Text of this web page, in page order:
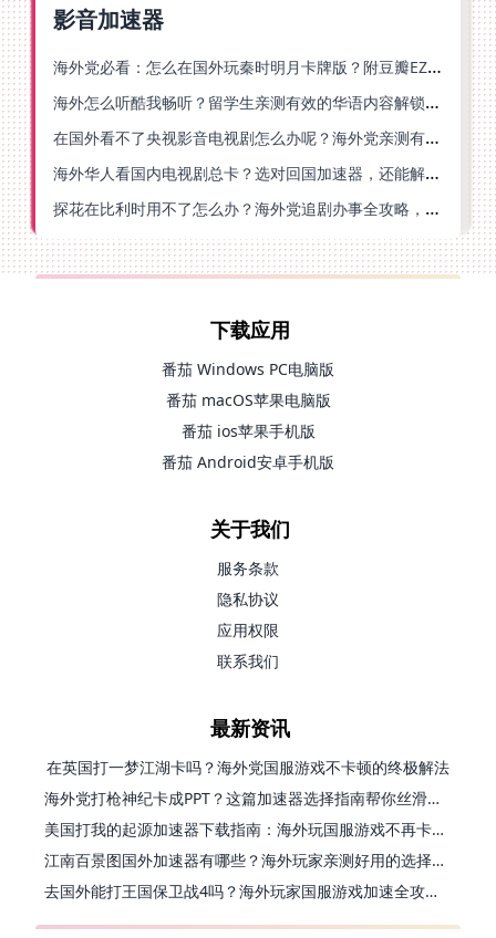
影音加速器
海外党必看：怎么在国外玩秦时明月卡牌版？附豆瓣EZCast地区限制破解法
海外怎么听酷我畅听？留学生亲测有效的华语内容解锁指南
在国外看不了央视影音电视剧怎么办呢？海外党亲测有效的回国加速方案
海外华人看国内电视剧总卡？选对回国加速器，还能解决菲律宾打不开反诈中心的问题
探花在比利时用不了怎么办？海外党追剧办事全攻略，选对加速器就够了
下载应用
番茄 Windows PC电脑版
番茄 macOS苹果电脑版
番茄 ios苹果手机版
番茄 Android安卓手机版
关于我们
服务条款
隐私协议
应用权限
联系我们
最新资讯
在英国打一梦江湖卡吗？海外党国服游戏不卡顿的终极解法
海外党打枪神纪卡成PPT？这篇加速器选择指南帮你丝滑上分
美国打我的起源加速器下载指南：海外玩国服游戏不再卡的终极方案
江南百景图国外加速器有哪些？海外玩家亲测好用的选择与避坑指南
去国外能打王国保卫战4吗？海外玩家国服游戏加速全攻略（附公主连结幻想江湖实测）